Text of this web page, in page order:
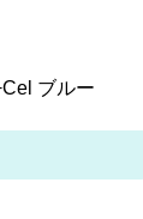
ブルー